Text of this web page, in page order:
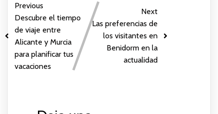
Previous
Descubre el tiempo
de viaje entre
Alicante y Murcia
para planificar tus
vacaciones
Next
Las preferencias de
los visitantes en
Benidorm en la
actualidad